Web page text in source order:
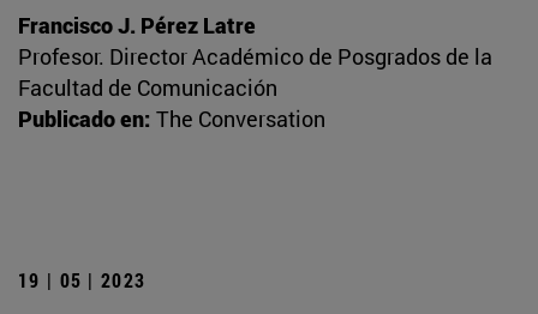
Francisco J. Pérez Latre
Profesor. Director Académico de Posgrados de la
Facultad de Comunicación
Publicado en: The Conversation
19 | 05 | 2023